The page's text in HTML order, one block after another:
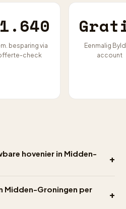
besparing via
check
Eenmalig
account
hovenier in Midden-
+
Midden-Groningen per
+